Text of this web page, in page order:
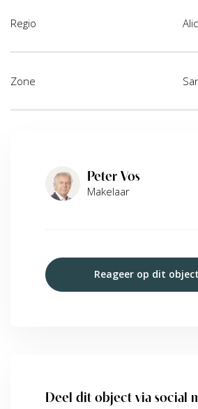
Regio
Zone
Peter Vos
Makelaar
Reageer op dit object
Deel dit object via social